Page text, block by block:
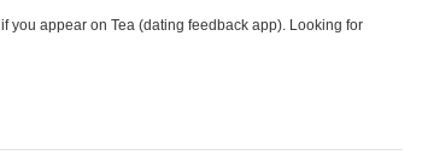
appear on Tea (dating feedback app). Looking for